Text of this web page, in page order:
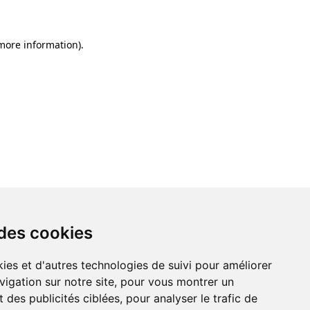
cookies
et d'autres technologies de suivi pour améliorer
sur notre site, pour vous montrer un
des publicités ciblées, pour analyser le trafic de
information).